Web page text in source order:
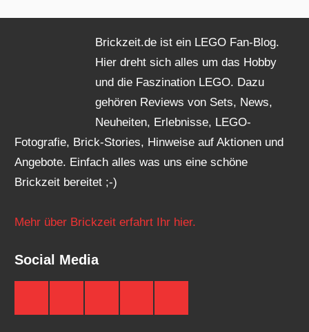
Brickzeit.de ist ein LEGO Fan-Blog.
Hier dreht sich alles um das Hobby
und die Faszination LEGO. Dazu
gehören Reviews von Sets, News,
Neuheiten, Erlebnisse, LEGO-
Fotografie, Brick-Stories, Hinweise auf Aktionen und
Angebote. Einfach alles was uns eine schöne
Brickzeit bereitet ;-)
Mehr über Brickzeit erfahrt Ihr hier.
Social Media